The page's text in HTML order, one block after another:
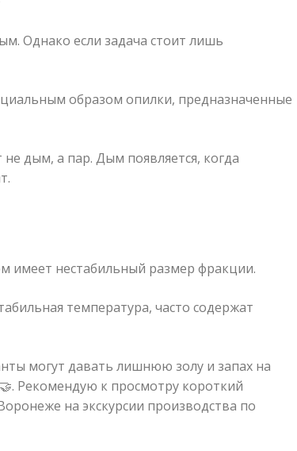
Однако если задача стоит лишь
образом опилки, предназначенные
дым, а пар. Дым появляется, когда
имеет нестабильный размер фракции.
температура, часто содержат
могут давать лишнюю золу и запах на
🤝. Рекомендую к просмотру короткий
на экскурсии производства по